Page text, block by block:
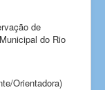
de
do Rio
Orientadora)